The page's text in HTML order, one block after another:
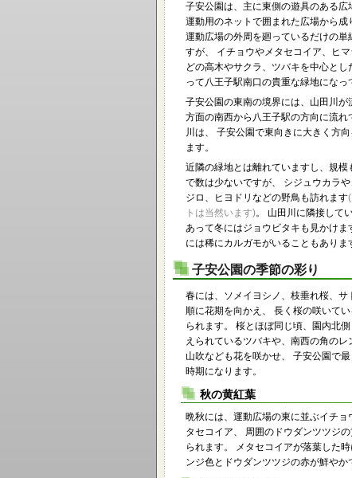
子安公園は、主に東側の遊具のある広
運動用のネットで囲まれた広場から成
運動広場の外周を廻っているだけの単
すが、 イチョウやメタセコイア、ヒ
どの高木やサクラ、ツバキを中心とし
って八王子駅南口の貴重な緑地になっ
子安公園の東南の境界には、山田川が
方面の南西から八王子駅の方向に流れ
川は、 子安公園で東向きに大きく方
ます。
近隣の緑地とは離れていますし、規模
で数は少ないですが、 シジュウカラや
ジロ、ヒヨドリなどの野鳥も訪れます
トは当然います)。 山田川に隣接して
あって冬にはジョウビタキも見かけま
には稀にカルガモがいることもありま
子安公園の季節の彩り
春には、ソメイヨシノ、枝垂れ桜、サ
順に花期を向かえ、 長く桜の咲いて
られます。 桜とほぼ同じ頃、園内北
えられているツバキや、南西の角のレ
山吹なども花を咲かせ、 子安公園で
時期になります。
秋の黄紅葉
晩秋には、運動広場の東に並ぶイチョ
タセコイア、 周囲のドウダンツツジ
られます。 メタセコイアが落葉した
ンジ色とドウダンツツジの赤が鮮やか